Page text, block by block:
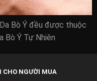
phòng khách nhà
có một bộ ghế sofa
Bò Ý đều được thuộc
Bò Ý Tự Nhiên
CHO NGƯỜI MUA